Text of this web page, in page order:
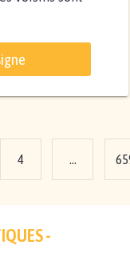
4 ...
-